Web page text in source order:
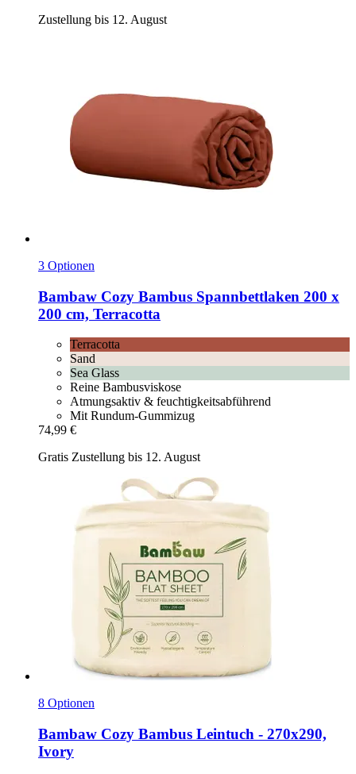
Zustellung bis 12. August
3 Optionen
Bambaw Cozy Bambus Spannbettlaken 200 x
200 cm, Terracotta
Terracotta
Sand
Sea Glass
Reine Bambusviskose
Atmungsaktiv & feuchtigkeitsabführend
Mit Rundum-Gummizug
74,99 €
Gratis Zustellung bis 12. August
8 Optionen
Bambaw Cozy Bambus Leintuch -​ 270x290,
Ivory